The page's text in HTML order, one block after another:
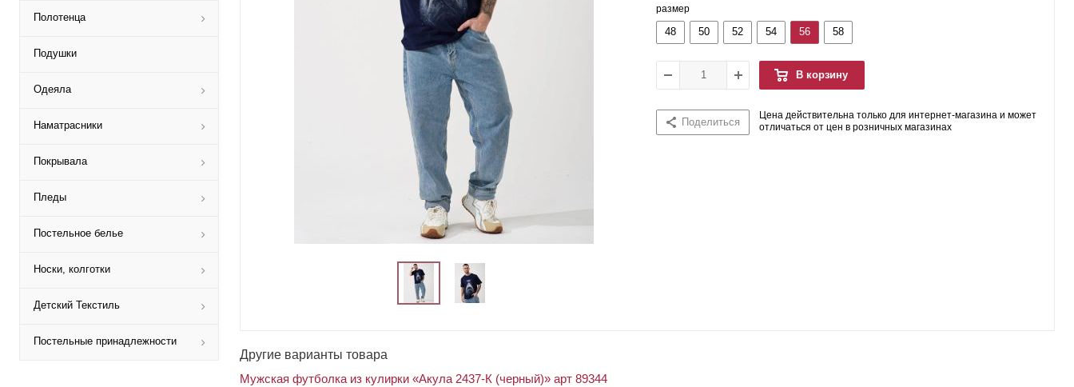
Полотенца
Подушки
Одеяла
Наматрасники
Покрывала
Пледы
Постельное белье
Носки, колготки
Детский Текстиль
Постельные принадлежности
размер
48 50 52 54 56 58
В корзину
Поделиться
Цена действительна только для интернет-магазина и может
отличаться от цен в розничных магазинах
Другие варианты товара
Мужская футболка из кулирки «Акула 2437-К (черный)» арт 89344